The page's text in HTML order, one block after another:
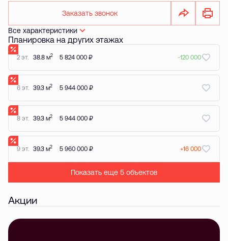
Заказать звонок
Все характеристики
Планировка на других этажах
2 эт. 38.8 м2 5 824 000 ₽ -120 000
6 эт. 39.3 м2 5 944 000 ₽
8 эт. 39.3 м2 5 944 000 ₽
9 эт. 39.3 м2 5 960 000 ₽ +16 000
Показать еще 5 объектов
Акции